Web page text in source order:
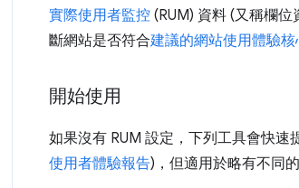
實際使用者監控 (RUM) 資料 (又稱欄
斷網站是否符合建議的網站使用體驗
開始使用
如果沒有 RUM 設定，下列工具會快
使用者體驗報告)，但適用於略有不同